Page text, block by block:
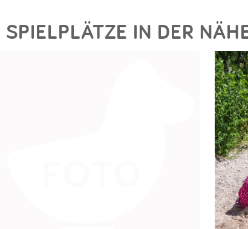
SPIELPLÄTZE IN DER